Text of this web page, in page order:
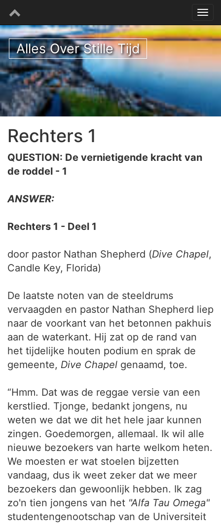
Alles Over Stille Tijd
Rechters 1
QUESTION: De vernietigende kracht van
de roddel - 1
ANSWER:
Rechters 1 - Deel 1
door pastor Nathan Shepherd (Dive Chapel,
Candle Key, Florida)
De laatste noten van de steeldrums
vervaagden en pastor Nathan Shepherd liep
naar de voorkant van het betonnen pakhuis
aan de waterkant. Hij zat op de rand van
het tijdelijke houten podium en sprak de
gemeente, Dive Chapel genaamd, toe.
“Hmm. Dat was de reggae versie van een
kerstlied. Tjonge, bedankt jongens, nu
weten we dat we dit het hele jaar kunnen
zingen. Goedemorgen, allemaal. Ik wil alle
nieuwe bezoekers van harte welkom heten.
We moesten er wat stoelen bijzetten
vandaag, dus ik weet zeker dat we meer
bezoekers dan gewoonlijk hebben. Ik zag
zo'n tien jongens van het "Alfa Tau Omega"
studentengenootschap van de Universiteit